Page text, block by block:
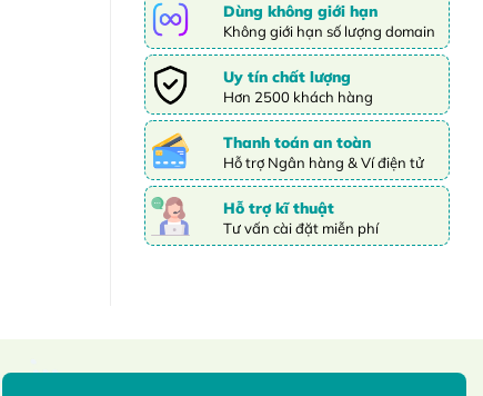
Dùng không giới hạn
Không giới hạn số lượng domain
Uy tín chất lượng
Hơn 2500 khách hàng
Thanh toán an toàn
Hỗ trợ Ngân hàng & Ví điện tử
Hỗ trợ kĩ thuật
Tư vấn cài đặt miễn phí